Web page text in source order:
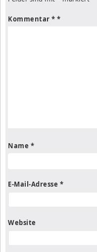
Kommentar *
Name *
E-Mail-Adresse *
Website